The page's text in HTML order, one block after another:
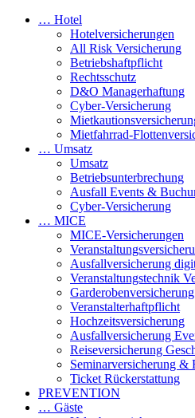
… Hotel
Hotelversicherungen
All Risk Versicherung
Betriebshaftpflicht
Rechtsschutz
D&O Managerhaftung
Cyber-Versicherung
Mietfahrrad-
… Umsatz
Umsatz
Betriebsunterbrechung
Ausfall Events &
Cyber-Versicherung
… MICE
MICE-Versicherungen
Ausfallversicherung
Veranstaltungstechnik
Garderobenversicherung
Veranstalterhaftpflicht
Hochzeitsversicherung
Ausfallversicherung
Reiseversicherung
Seminarversicherung &
Ticket Rückerstattung
PREVENTION
… Gäste